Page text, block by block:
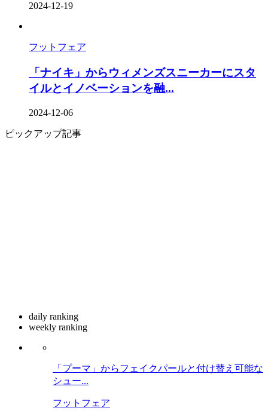
2024-12-19
フットフェア
「ナイキ」からウィメンズスニーカーにスタ
イルとイノベーションを融...
2024-12-06
ピックアップ記事
daily ranking
weekly ranking
「プーマ」からフェイクパールと付け替え可能な
シュー...
フットフェア